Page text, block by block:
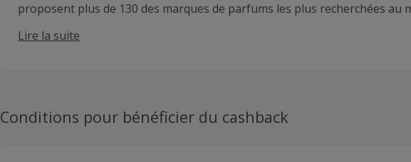
proposent plus de 130 des marques de parfums les plus recherchées au
Lire la suite
Conditions pour bénéficier du cashback